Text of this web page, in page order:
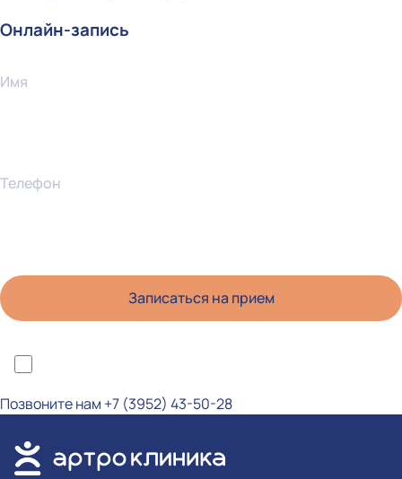
Онлайн-запись
Имя
Телефон
Позвоните нам +7 (3952) 43-50-28